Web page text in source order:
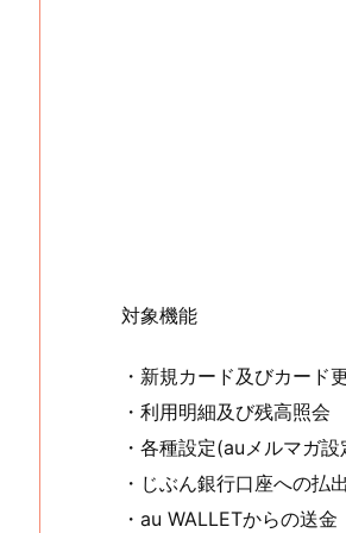
対象機能
・新規カード及びカード
・利用明細及び残高照会
・各種設定(auメルマガ
・じぶん銀行口座への払出
・au WALLETからの送金